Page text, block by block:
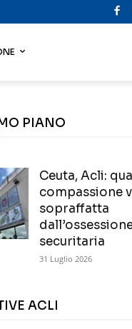
PIANO
Ceuta, Acli:
compassione
sopraffatta
securitaria
31 Luglio 2026
ACLI